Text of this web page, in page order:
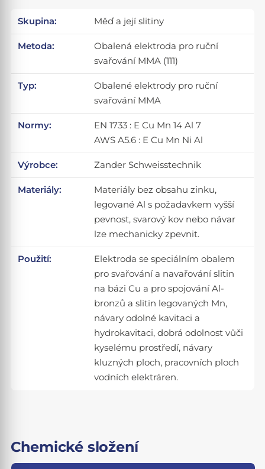
Skupina: Měď a její slitiny
Metoda:
Obalená elektroda pro ruční
svařování MMA (111)
Typ:
Obalené elektrody pro ruční
svařování MMA
Normy:
EN 1733 : E Cu Mn 14 Al 7
AWS A5.6 : E Cu Mn Ni Al
Výrobce: Zander Schweisstechnik
Materiály:
Materiály bez obsahu zinku,
legované Al s požadavkem vyšší
pevnost, svarový kov nebo návar
lze mechanicky zpevnit.
Použití:
Elektroda se speciálním obalem
pro svařování a navařování slitin
na bázi Cu a pro spojování Al-
bronzů a slitin legovaných Mn,
návary odolné kavitaci a
hydrokavitaci, dobrá odolnost vůči
kyselému prostředí, návary
kluzných ploch, pracovních ploch
vodních elektráren.
Chemické složení